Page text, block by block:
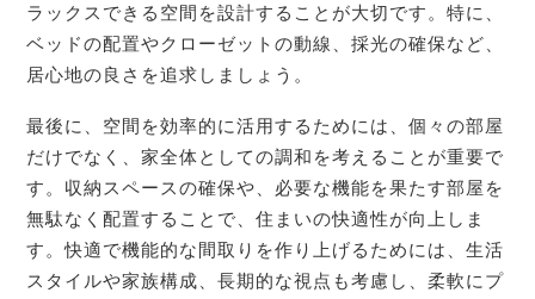
ラックスできる空間を設計することが大切です。特に、
ベッドの配置やクローゼットの動線、採光の確保など、
居心地の良さを追求しましょう。
最後に、空間を効率的に活用するためには、個々の部屋
だけでなく、家全体としての調和を考えることが重要で
す。収納スペースの確保や、必要な機能を果たす部屋を
無駄なく配置することで、住まいの快適性が向上しま
す。快適で機能的な間取りを作り上げるためには、生活
スタイルや家族構成、長期的な視点も考慮し、柔軟にプ